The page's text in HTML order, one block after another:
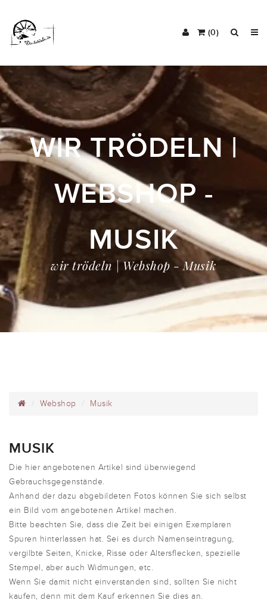
(0)
WIR TRÖDELN |
WEBSHOP -
MUSIK
wir trödeln | Webshop - Musik
Webshop Musik
MUSIK
Die hier angebotenen Artikel sind überwiegend
Gebrauchsgegenstände.
Anhand der dazu abgebildeten Fotos können Sie sich selbst
ein Bild vom angebotenen Artikel machen.
Bitte beachten Sie, dass die Zeit bei einigen Exemplaren
Spuren hinterlassen hat. Sei es durch Namenseintragung,
vergilbte Seiten, Knicke, Risse oder Altersflecken, spezielle
Stempel, aber auch Widmungen, etc.
Wenn Sie damit nicht einverstanden sind, sollten Sie nicht
kaufen, denn mit dem Kauf erkennen Sie dies an.